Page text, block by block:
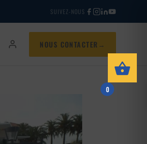
SUIVEZ-NOUS
NOUS CONTACTER
0